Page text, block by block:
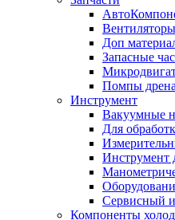
Вентиляторы
Доп
Запасные
Помпы
Инструмент
Вакуумные
Для
Инструмент
Сервисный
Компоненты